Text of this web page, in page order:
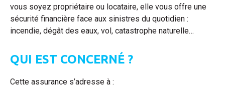
vous soyez propriétaire ou locataire, elle vous offre une
sécurité financière face aux sinistres du quotidien :
incendie, dégât des eaux, vol, catastrophe naturelle…
QUI EST CONCERNÉ ?
Cette assurance s’adresse à :